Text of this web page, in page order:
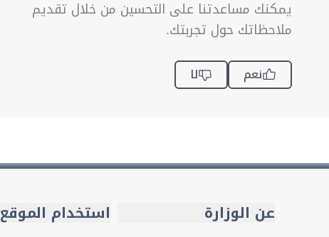
يمكنك مساعدتنا على التحسين من خلال تقديم
ملاحظاتك حول تجربتك.
نعم لا
عن الوزارة استخدام الموقع